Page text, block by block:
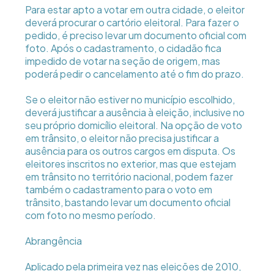
Para estar apto a votar em outra cidade, o eleitor
deverá procurar o cartório eleitoral. Para fazer o
pedido, é preciso levar um documento oficial com
foto. Após o cadastramento, o cidadão fica
impedido de votar na seção de origem, mas
poderá pedir o cancelamento até o fim do prazo.
Se o eleitor não estiver no município escolhido,
deverá justificar a ausência à eleição, inclusive no
seu próprio domicílio eleitoral. Na opção de voto
em trânsito, o eleitor não precisa justificar a
ausência para os outros cargos em disputa. Os
eleitores inscritos no exterior, mas que estejam
em trânsito no território nacional, podem fazer
também o cadastramento para o voto em
trânsito, bastando levar um documento oficial
com foto no mesmo período.
Abrangência
Aplicado pela primeira vez nas eleições de 2010,